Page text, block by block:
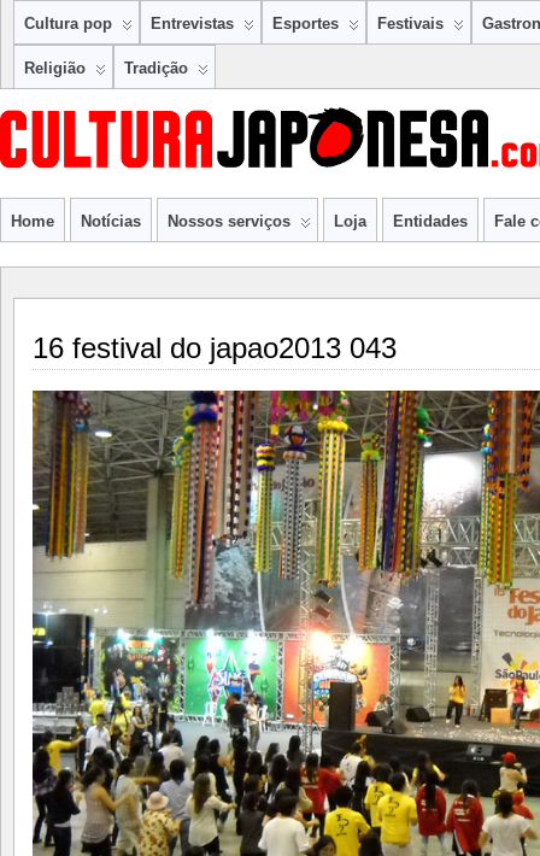
Cultura pop Entrevistas Esportes Festivais
Religião Tradição
Home Notícias Nossos serviços Loja Entidades Fale
16 festival do japao2013 043